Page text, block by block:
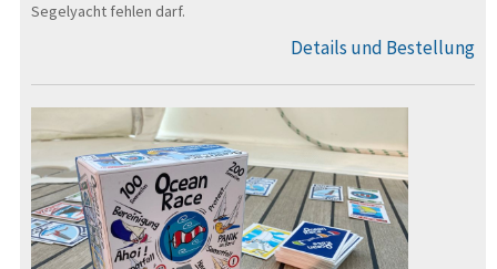
Segel­yacht fehlen darf.
Details und Bestellung